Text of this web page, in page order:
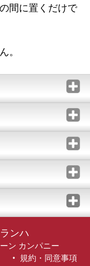
間に置くだけで
。
ンハ
ン カンパニー
規約・同意事項